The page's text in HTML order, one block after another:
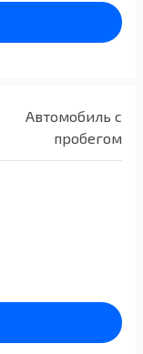
Автомобиль с
пробегом